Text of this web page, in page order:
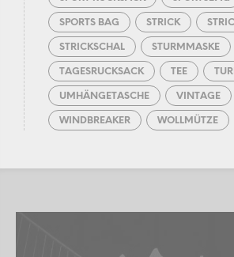
SPORTS BAG STRICK
STRICKSCHAL STURMMASKE
TAGESRUCKSACK TEE
UMHÄNGETASCHE VINTAGE
WINDBREAKER WOLLMÜTZE